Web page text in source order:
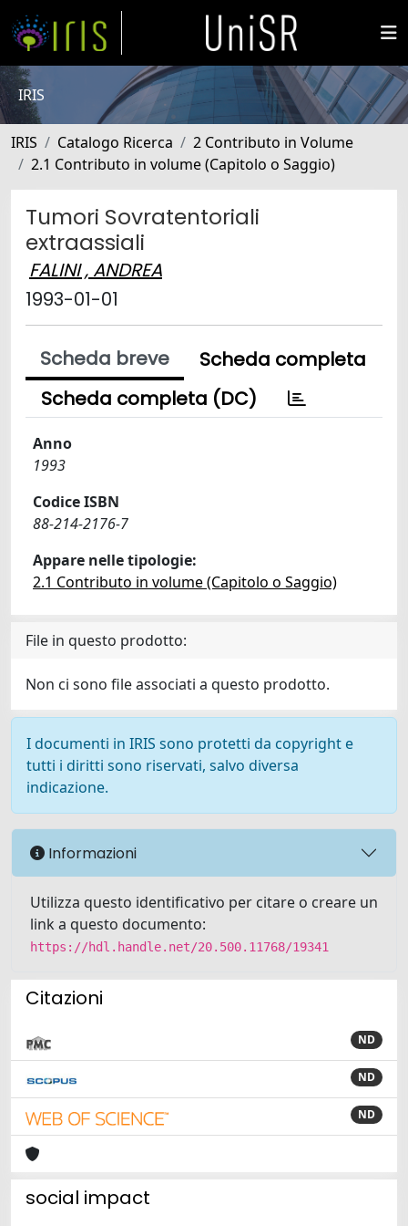
IRIS
IRIS Catalogo Ricerca
2 Contributo in Volume
2.1 Contributo in volume (Capitolo o Saggio)
Tumori Sovratentoriali
extraassiali
FALINI , ANDREA
1993-01-01
Scheda breve
Scheda completa
Scheda completa (DC)
Anno
1993
Codice ISBN
88-214-2176-7
Appare nelle tipologie:
2.1 Contributo in volume (Capitolo o Saggio)
File in questo prodotto:
Non ci sono file associati a questo prodotto.
I documenti in IRIS sono protetti da copyright e
tutti i diritti sono riservati, salvo diversa
indicazione.
Informazioni
Utilizza questo identificativo per citare o creare un
link a questo documento:
https://hdl.handle.net/20.500.11768/19341
Citazioni
ND
ND
ND
social impact